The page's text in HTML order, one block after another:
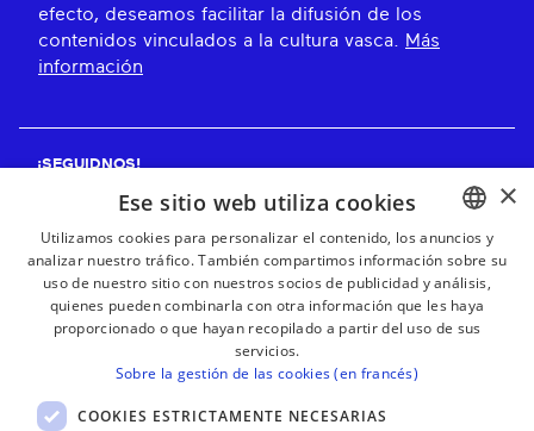
efecto, deseamos facilitar la difusión de los
contenidos vinculados a la cultura vasca. Más
información
¡SEGUIDNOS!
¡RECIBE NUESTROS BOLETINES!
Suscribirse
BASQUE
FRENCH
×
Ese sitio web utiliza cookies
Utilizamos cookies para personalizar el contenido, los anuncios y
analizar nuestro tráfico. También compartimos información sobre su
uso de nuestro sitio con nuestros socios de publicidad y análisis,
quienes pueden combinarla con otra información que les haya
proporcionado o que hayan recopilado a partir del uso de sus
servicios.
Sobre la gestión de las cookies (en francés)
COOKIES ESTRICTAMENTE NECESARIAS